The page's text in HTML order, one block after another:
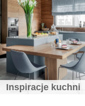
Inspiracje kuchni